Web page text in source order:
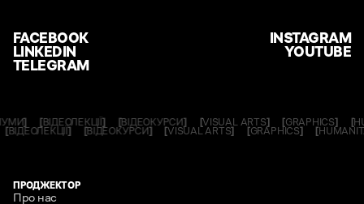
FACEBOOK
LINKEDIN
TELEGRAM
INSTAGRAM
YOUTUBE
] ВІДЕОЛЕКЦІЇ ВІДЕОКУРСИ] VISUAL ARTS] GRAPHICS]
[ВІДЕОЛЕКЦІЇ [ВІДЕОКУРСИ [VISUAL ARTS [GRAPHICS [
ПРОДЖЕКТОР
Про нас